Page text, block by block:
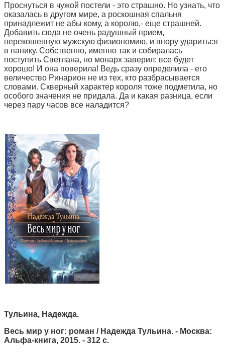
Проснуться в чужой постели - это страшно. Но узнать, что
оказалась в другом мире, а роскошная спальня
принадлежит не абы кому, а королю,- еще страшней.
Добавить сюда не очень радушный прием,
перекошенную мужскую физиономию, и впору удариться
в панику. Собственно, именно так и собиралась
поступить Светлана, но монарх заверил: все будет
хорошо! И она поверила! Ведь сразу определила - его
величество Ринарион не из тех, кто разбрасывается
словами. Скверный характер короля тоже подметила, но
особого значения не придала. Да и какая разница, если
через пару часов все наладится?
Тульина, Надежда.
Весь мир у ног: роман / Надежда Тульина. - Москва:
Альфа-книга, 2015. - 312 с.